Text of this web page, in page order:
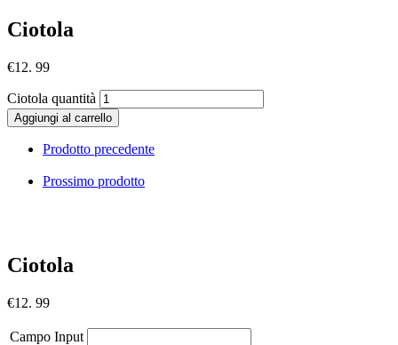
Ciotola
€12. 99
Ciotola quantità
Aggiungi al carrello
Prodotto precedente
Prossimo prodotto
Ciotola
€12. 99
Campo Input